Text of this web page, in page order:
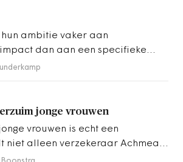
ambitie vaker aan
dan aan een specifieke
jonge vrouwen
vrouwen is echt een
niet alleen verzekeraar Achmea.
herkent het beeld.